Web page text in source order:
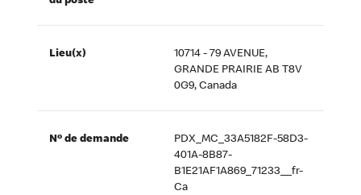
Lieu(x)
10714 - 79 AVENUE,
GRANDE PRAIRIE AB T8V
0G9, Canada
Nº de demande
PDX_MC_33A5182F-58D3-
401A-8B87-
B1E21AF1A869_71233__fr-
Ca